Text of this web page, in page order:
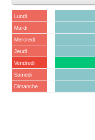
Lundi
Mardi
Mercredi
Jeudi
Vendredi
Samedi
Dimanche